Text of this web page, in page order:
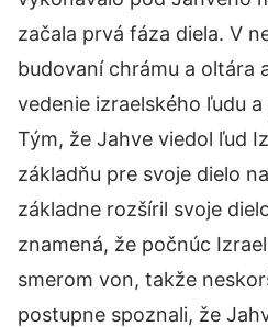
začala prvá fáza diela. V
budovaní chrámu a oltára
vedenie izraelského ľudu
Tým, že Jahve viedol ľud
základňu pre svoje dielo
základne rozšíril svoje
znamená, že počnúc
smerom von, takže
postupne spoznali, že